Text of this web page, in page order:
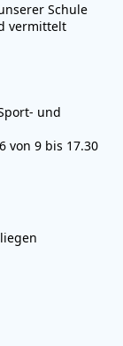
Schule
vermittelt
und
von 9 bis 17.30